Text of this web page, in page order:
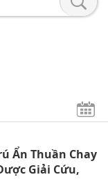
Ẩn Thuần Chay
Giải Cứu,